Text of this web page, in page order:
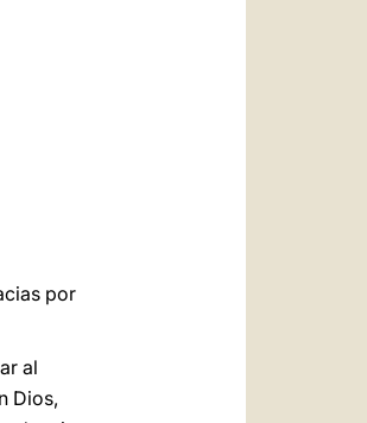
por
al
Dios,